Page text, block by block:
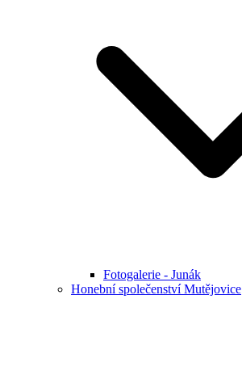
Fotogalerie - Junák
Honební společenství Mutějovice